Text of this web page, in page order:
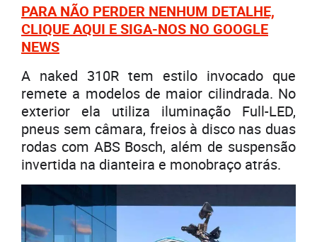
PARA NÃO PERDER NENHUM DETALHE,
CLIQUE AQUI E SIGA-NOS NO GOOGLE
NEWS
A naked 310R tem estilo invocado que
remete a modelos de maior cilindrada. No
exterior ela utiliza iluminação Full-LED,
pneus sem câmara, freios à disco nas duas
rodas com ABS Bosch, além de suspensão
invertida na dianteira e monobraço atrás.